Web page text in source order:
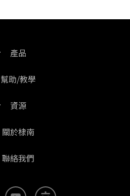
產品
文電通專業版
幫助/教學
常見問題
資源
/授權比較表
關於棣南
公司介紹
聯絡我們
聯絡銷售